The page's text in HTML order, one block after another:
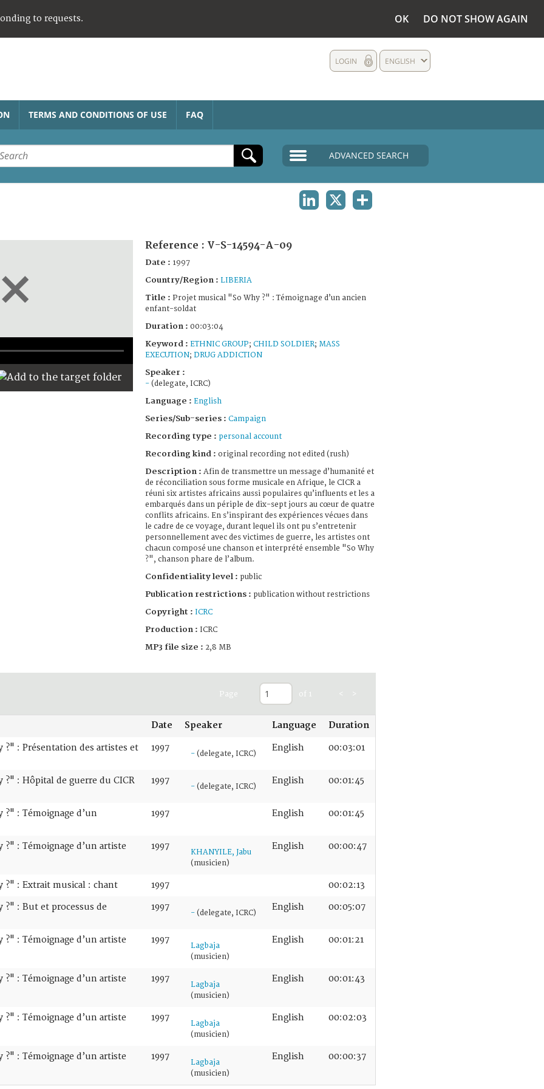
to requests. OK DO NOT SHOW AGAIN
ENGLISH
LOGIN
TERMS AND CONDITIONS OF USE FAQ
ADVANCED SEARCH
Reference : V-S-14594-A-09
Date : 1997
Country/Region : LIBERIA
Title : Projet musical "So Why ?" : Témoignage d’un ancien
enfant-soldat
Duration : 00:03:04
Keyword : ETHNIC GROUP; CHILD SOLDIER; MASS
EXECUTION; DRUG ADDICTION
Speaker :
- (delegate, ICRC)
Language : English
Series/Sub-series : Campaign
Recording type : personal account
Recording kind : original recording not edited (rush)
Description : Afin de transmettre un message d’humanité et
de réconciliation sous forme musicale en Afrique, le CICR a
réuni six artistes africains aussi populaires qu’influents et les a
embarqués dans un périple de dix-sept jours au cœur de quatre
conflits africains. En s’inspirant des expériences vécues dans
le cadre de ce voyage, durant lequel ils ont pu s’entretenir
personnellement avec des victimes de guerre, les artistes ont
chacun composé une chanson et interprété ensemble "So Why
?", chanson phare de l’album.
Confidentiality level : public
Publication restrictions : publication without restrictions
Copyright : ICRC
Production : ICRC
MP3 file size : 2,8 MB
Page of 1 < >
Date Speaker Language Duration
?" : Présentation des artistes et
1997
- (delegate, ICRC)
English 00:03:01
?" : Hôpital de guerre du CICR
1997
- (delegate, ICRC)
English 00:01:45
?" : Témoignage d’un
1997 English 00:01:45
?" : Témoignage d’un artiste 1997
KHANYILE, Jabu
(musicien)
English 00:00:47
?" : Extrait musical : chant 1997 00:02:13
?" : But et processus de
1997
- (delegate, ICRC)
English 00:05:07
?" : Témoignage d’un artiste 1997
Lagbaja
(musicien)
English 00:01:21
?" : Témoignage d’un artiste 1997
Lagbaja
(musicien)
English 00:01:43
?" : Témoignage d’un artiste 1997
Lagbaja
(musicien)
English 00:02:03
?" : Témoignage d’un artiste 1997
Lagbaja
(musicien)
English 00:00:37